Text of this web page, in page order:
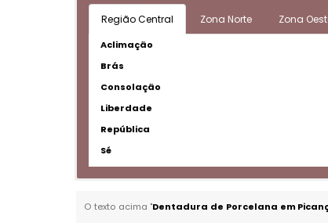
Região Central Zona Norte Zona
Aclimação
Brás
Consolação
Liberdade
República
Sé
O texto acima "Dentadura de Porcelana em